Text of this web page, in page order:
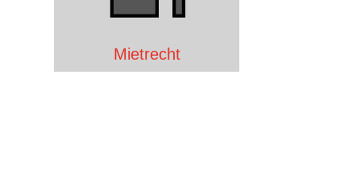
Mietrecht